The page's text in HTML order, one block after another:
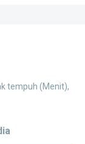
tempuh (Menit),